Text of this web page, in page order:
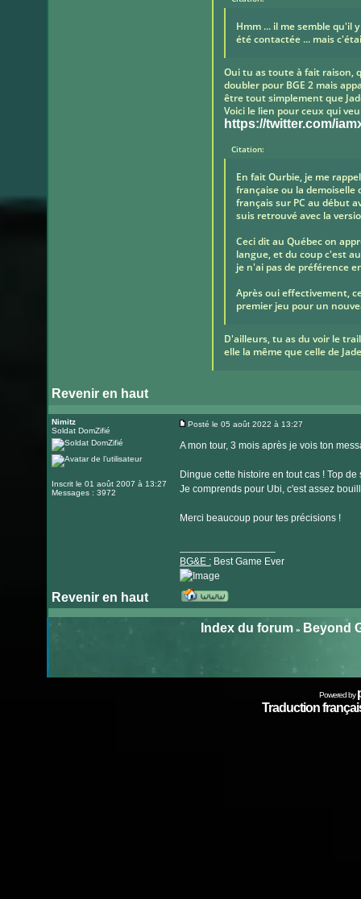
Hmm ... il me semble qu'il
été contactée ... mais
Oui tu as toute à fait raison,
doubler pour BGE 2 mais
être tout simplement que
Voici le lien pour ceux qui
https://twitter.com/
Citation:
En fait Ourbie, je me
française ou la demoiselle
français sur PC au début
suis retrouvé avec la
Ceci dit au Québec on
langue, et du coup c'est
je n'ai pas de préférence
Après oui effectivement,
premier jeu pour un
D'ailleurs, tu as du voir le
elle la même que celle de
Revenir en haut
Nimitz
Soldat DomZifié
Inscrit le 01 août 2007 à 13:27
Messages : 3972
Posté le 05 août 2022 à 13:27
A mon tour, 3 mois après je vois ton
Dingue cette histoire en tout cas ! Top
Je comprends pour Ubi, c'est assez
Merci beaucoup pour tes précisions !
BG&E :Best Game Ever
Revenir en haut
Visiter
le
Index du forum» Beyond
Powered by
Traduction